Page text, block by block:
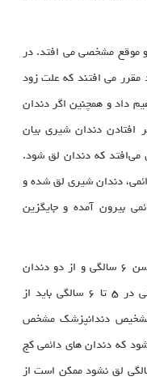
موقع مشخصی می افتد. در
مقرر می افتند که علت زود
داد و همچنین اگر دندان
افتادن دندان شیری بیان
می‌افتد که دندان لق شود.
دائمی، دندان شیری لق شده و
بیرون آمده و جایگزین
افتادن دندان‌ های شیری کودکان معمولاً از سن ۶ سالگی و از دو دندان
جلویی بالا و پایین شروع می‌شود. به طور کلی در ۵ تا ۶ سالگی باید از
دندانپزشک مشخص
که دندان‌ های دائمی کج
دقت شود، دندان شیری اگر تا ۷ سالگی لق نشود ممکن است از